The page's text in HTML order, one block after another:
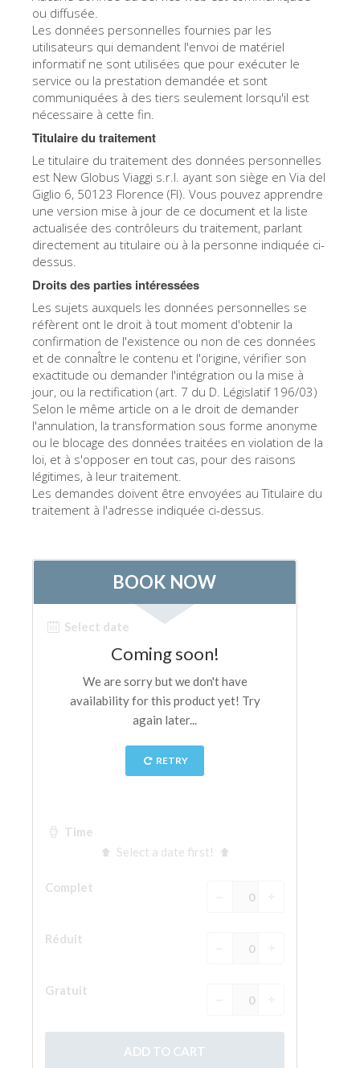
ou diffusée.
Les données personnelles fournies par les
utilisateurs qui demandent l'envoi de matériel
informatif ne sont utilisées que pour exécuter le
service ou la prestation demandée et sont
communiquées à des tiers seulement lorsqu'il est
nécessaire à cette fin.
Titulaire du traitement
Le titulaire du traitement des données personnelles
est New Globus Viaggi s.r.l. ayant son siège en Via del
Giglio 6, 50123 Florence (FI). Vous pouvez apprendre
une version mise à jour de ce document et la liste
actualisée des contrôleurs du traitement, parlant
directement au titulaire ou à la personne indiquée ci-
dessus.
Droits des parties intéressées
Les sujets auxquels les données personnelles se
réfèrent ont le droit à tout moment d'obtenir la
confirmation de l'existence ou non de ces données
et de connaÎtre le contenu et l'origine, vérifier son
exactitude ou demander l'intégration ou la mise à
jour, ou la rectification (art. 7 du D. Législatif 196/03)
Selon le même article on a le droit de demander
l'annulation, la transformation sous forme anonyme
ou le blocage des données traitées en violation de la
loi, et à s'opposer en tout cas, pour des raisons
légitimes, à leur traitement.
Les demandes doivent être envoyées au Titulaire du
traitement à l'adresse indiquée ci-dessus.